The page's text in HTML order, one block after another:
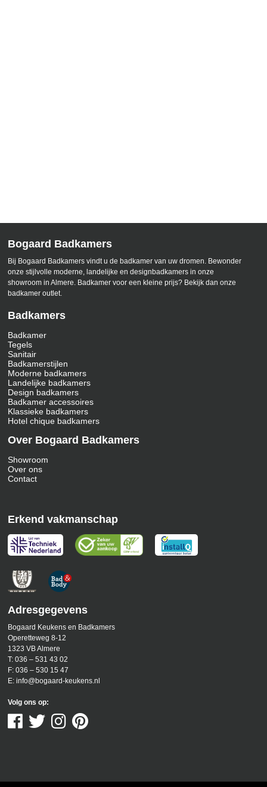
Bogaard Badkamers
Bij Bogaard Badkamers vindt u de badkamer van uw dromen. Bewonder
onze stijlvolle moderne, landelijke en designbadkamers in onze
showroom in Almere. Badkamer voor een kleine prijs? Bekijk dan onze
badkamer outlet.
Badkamers
Badkamer
Tegels
Sanitair
Badkamerstijlen
Moderne badkamers
Landelijke badkamers
Design badkamers
Badkamer accessoires
Klassieke badkamers
Hotel chique badkamers
Over Bogaard Badkamers
Showroom
Over ons
Contact
Erkend vakmanschap
Adresgegevens
Bogaard Keukens en Badkamers
Operetteweg 8-12
1323 VB Almere
T:036 – 531 43 02
F:036 – 530 15 47
E:info@bogaard-keukens.nl
Volg ons op: